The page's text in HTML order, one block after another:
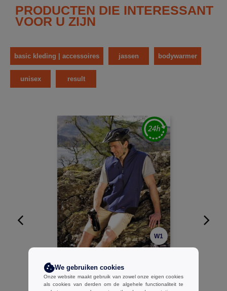
PRODUCTEN DIE INTERESSANT
VOOR U ZIJN
basic kleding | accessoires jassen bodywarmer
unisex result
W1
€20.70
€43.30
We gebruiken cookies
Onze website maakt gebruik van zowel onze eigen cookies
als cookies van derden om de algehele functionaliteit te